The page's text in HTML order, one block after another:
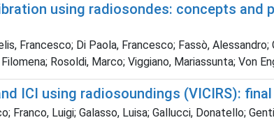
using radiosondes: concepts and
Francesco; Di Paola, Francesco; Fassò,
Rosoldi, Marco; Viggiano, Mariassunta; Von
ICI using radiosoundings (VICIRS):
Franco, Luigi; Galasso, Luisa; Gallucci, Donatello;